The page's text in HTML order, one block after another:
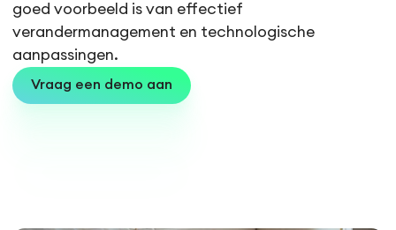
goed voorbeeld is van effectief
verandermanagement en technologische
aanpassingen.
Vraag een demo aan